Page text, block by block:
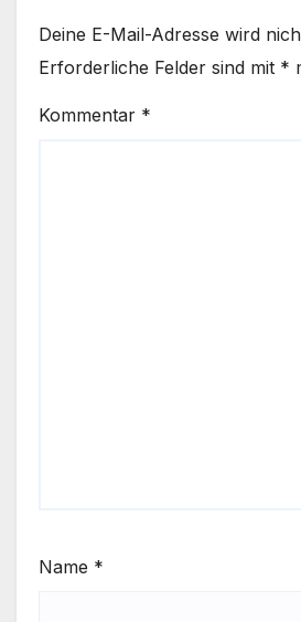
Deine E-Mail-Adresse wird
Erforderliche Felder sind mit *
Kommentar *
Name *